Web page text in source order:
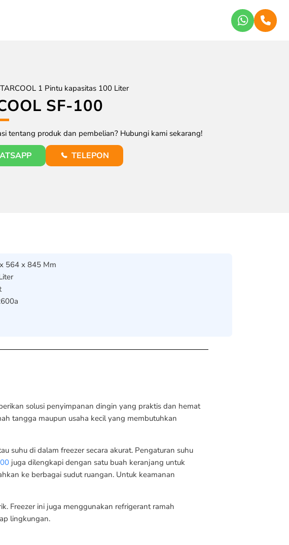
1 Pintu kapasitas 100 Liter
SF-100
tentang produk dan pembelian? Hubungi kami sekarang!
TELEPON
564 x 845 Mm
solusi penyimpanan dingin yang praktis dan hemat
tangga maupun usaha kecil yang membutuhkan
suhu di dalam freezer secara akurat. Pengaturan suhu
juga dilengkapi dengan satu buah keranjang untuk
ke berbagai sudut ruangan. Untuk keamanan
Freezer ini juga menggunakan refrigerant ramah
lingkungan.